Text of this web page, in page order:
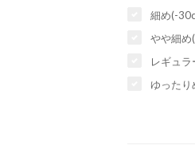
細め(-
やや細め
レギュ
ゆった